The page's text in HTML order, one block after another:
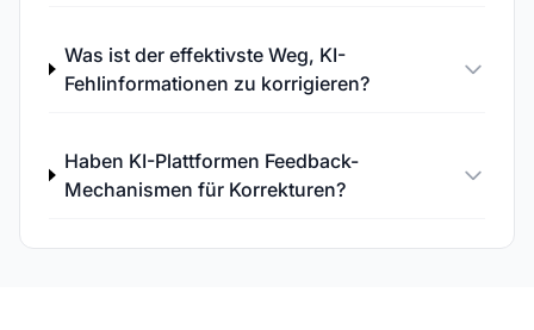
Was ist der effektivste Weg, KI-
Fehlinformationen zu korrigieren?
Haben KI-Plattformen Feedback-
Mechanismen für Korrekturen?